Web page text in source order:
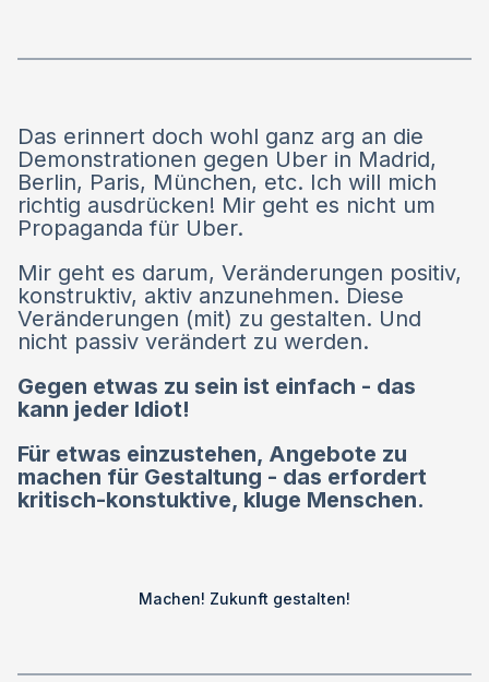
Das erinnert doch wohl ganz arg an die
Demonstrationen gegen Uber in Madrid,
Berlin, Paris, München, etc. Ich will mich
richtig ausdrücken! Mir geht es nicht um
Propaganda für Uber.
Mir geht es darum, Veränderungen positiv,
konstruktiv, aktiv anzunehmen. Diese
Veränderungen (mit) zu gestalten. Und
nicht passiv verändert zu werden.
Gegen etwas zu sein ist einfach - das
kann jeder Idiot!
Für etwas einzustehen, Angebote zu
machen für Gestaltung - das erfordert
kritisch-konstuktive, kluge Menschen.
Machen! Zukunft gestalten!